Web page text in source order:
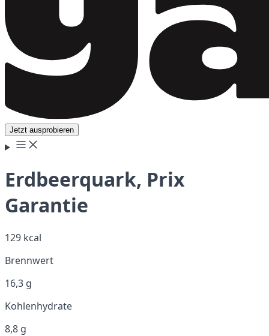
Jetzt ausprobieren
Erdbeerquark, Prix
Garantie
129 kcal
Brennwert
16,3 g
Kohlenhydrate
8,8 g